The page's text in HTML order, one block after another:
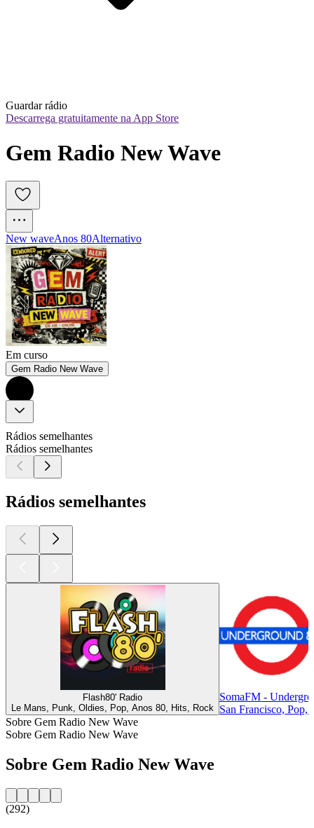
Guardar rádio
Descarrega gratuitamente na App Store
New waveAnos 80Alternativo
Em curso
Gem Radio New Wave
Rádios semelhantes
Rádios semelhantes
Rádios semelhantes
Flash80' Radio
Le Mans, Punk, Oldies, Pop, Anos 80, Hits, Rock
SomaFM -
San Francisco, Pop,
Sobre Gem Radio New Wave
Sobre Gem Radio New Wave
Sobre Gem Radio New Wave
(292)